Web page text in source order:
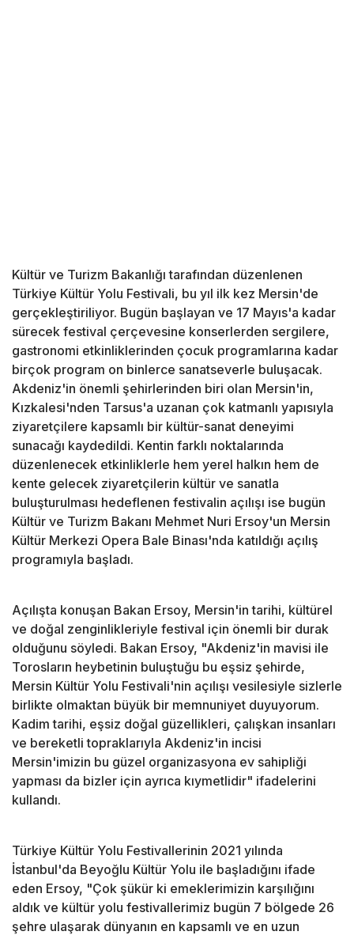
Kültür ve Turizm Bakanlığı tarafından düzenlenen
Türkiye Kültür Yolu Festivali, bu yıl ilk kez Mersin'de
gerçekleştiriliyor. Bugün başlayan ve 17 Mayıs'a kadar
sürecek festival çerçevesine konserlerden sergilere,
gastronomi etkinliklerinden çocuk programlarına kadar
birçok program on binlerce sanatseverle buluşacak.
Akdeniz'in önemli şehirlerinden biri olan Mersin'in,
Kızkalesi'nden Tarsus'a uzanan çok katmanlı yapısıyla
ziyaretçilere kapsamlı bir kültür-sanat deneyimi
sunacağı kaydedildi. Kentin farklı noktalarında
düzenlenecek etkinliklerle hem yerel halkın hem de
kente gelecek ziyaretçilerin kültür ve sanatla
buluşturulması hedeflenen festivalin açılışı ise bugün
Kültür ve Turizm Bakanı Mehmet Nuri Ersoy'un Mersin
Kültür Merkezi Opera Bale Binası'nda katıldığı açılış
programıyla başladı.
Açılışta konuşan Bakan Ersoy, Mersin'in tarihi, kültürel
ve doğal zenginlikleriyle festival için önemli bir durak
olduğunu söyledi. Bakan Ersoy, "Akdeniz'in mavisi ile
Torosların heybetinin buluştuğu bu eşsiz şehirde,
Mersin Kültür Yolu Festivali'nin açılışı vesilesiyle sizlerle
birlikte olmaktan büyük bir memnuniyet duyuyorum.
Kadim tarihi, eşsiz doğal güzellikleri, çalışkan insanları
ve bereketli topraklarıyla Akdeniz'in incisi
Mersin'imizin bu güzel organizasyona ev sahipliği
yapması da bizler için ayrıca kıymetlidir" ifadelerini
kullandı.
Türkiye Kültür Yolu Festivallerinin 2021 yılında
İstanbul'da Beyoğlu Kültür Yolu ile başladığını ifade
eden Ersoy, "Çok şükür ki emeklerimizin karşılığını
aldık ve kültür yolu festivallerimiz bugün 7 bölgede 26
şehre ulaşarak dünyanın en kapsamlı ve en uzun